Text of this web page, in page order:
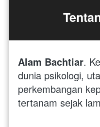
Alam Bachtiar.
dunia psikologi,
perkembangan
tertanam sejak